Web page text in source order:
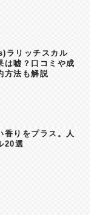
ラリッチスカル
は嘘？口コミや成
方法も解説
香りをプラス。人
20選